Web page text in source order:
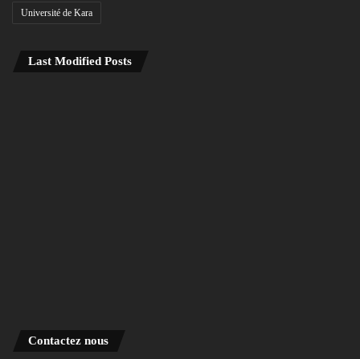
Université de Kara
Last Modified Posts
Contactez nous